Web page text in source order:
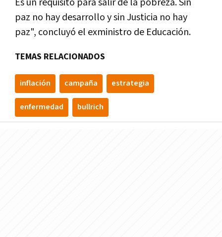
Es un requisito para salir de la pobreza. Sin
paz no hay desarrollo y sin Justicia no hay
paz", concluyó el exministro de Educación.
TEMAS RELACIONADOS
inflación campaña estrategia
enfermedad bullrich